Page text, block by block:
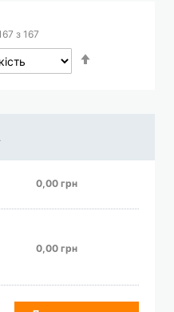
з 167
0,00 грн
0,00 грн